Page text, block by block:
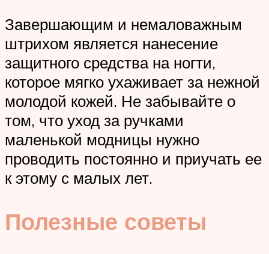
Завершающим и немаловажным
штрихом является нанесение
защитного средства на ногти,
которое мягко ухаживает за нежной
молодой кожей. Не забывайте о
том, что уход за ручками
маленькой модницы нужно
проводить постоянно и приучать ее
к этому с малых лет.
Полезные советы